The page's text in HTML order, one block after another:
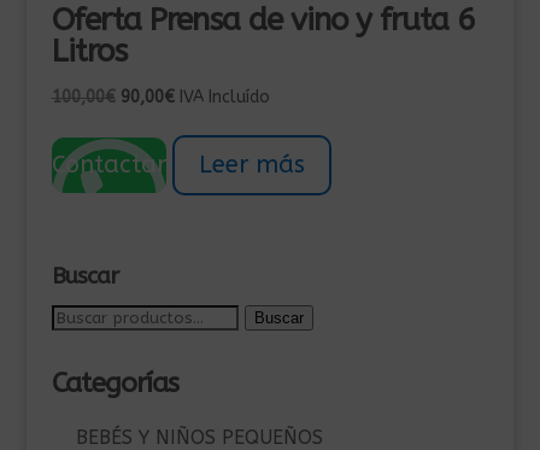
Oferta Prensa de vino y fruta 6
Litros
100,00€ El
original
era:
90,00€El
actual
IVA Incluído
Contactar Leer más
Buscar
Buscar
Buscar
Categorías
BEBÉS Y NIÑOS PEQUEÑOS